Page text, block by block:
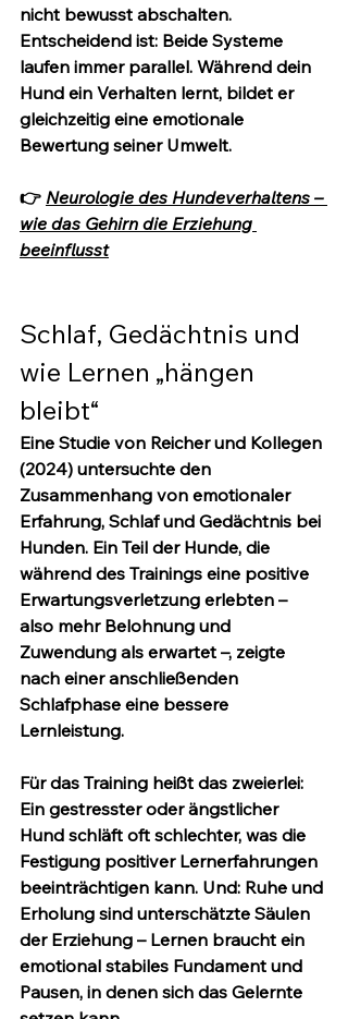
nicht bewusst abschalten.
Entscheidend ist: Beide Systeme
laufen immer parallel. Während dein
Hund ein Verhalten lernt, bildet er
gleichzeitig eine emotionale
Bewertung seiner Umwelt.
👉 Neurologie des Hundeverhaltens –
wie das Gehirn die Erziehung
beeinflusst
Schlaf, Gedächtnis und
wie Lernen „hängen
bleibt“
Eine Studie von Reicher und Kollegen
(2024) untersuchte den
Zusammenhang von emotionaler
Erfahrung, Schlaf und Gedächtnis bei
Hunden. Ein Teil der Hunde, die
während des Trainings eine positive
Erwartungsverletzung erlebten –
also mehr Belohnung und
Zuwendung als erwartet –, zeigte
nach einer anschließenden
Schlafphase eine bessere
Lernleistung.
Für das Training heißt das zweierlei:
Ein gestresster oder ängstlicher
Hund schläft oft schlechter, was die
Festigung positiver Lernerfahrungen
beeinträchtigen kann. Und: Ruhe und
Erholung sind unterschätzte Säulen
der Erziehung – Lernen braucht ein
emotional stabiles Fundament und
Pausen, in denen sich das Gelernte